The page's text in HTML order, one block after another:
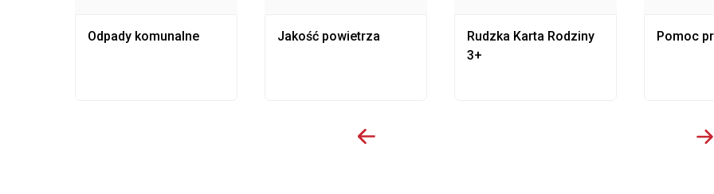
Odpady komunalne Jakość powietrza
Rudzka Karta Rodziny
3+
Pomoc